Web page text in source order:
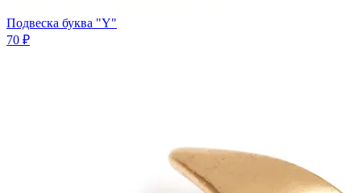
Подвеска буква "Y"
70 ₽